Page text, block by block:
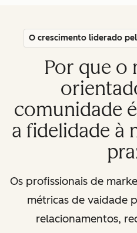
O crescimento liderado
Por que o
comunidade
a fidelidade à
Os profissionais de
métricas de vaidade
relacionamentos,